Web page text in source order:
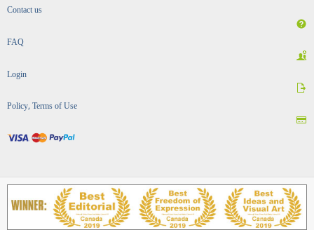
Contact us
FAQ
Login
Policy, Terms of Use